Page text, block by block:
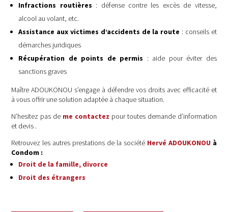
Infractions routières : défense contre les excès de vitesse,
alcool au volant, etc.
Assistance aux victimes d’accidents de la route : conseils et
démarches juridiques
Récupération de points de permis : aide pour éviter des
sanctions graves
Maître ADOUKONOU s’engage à défendre vos droits avec efficacité et
à vous offrir une solution adaptée à chaque situation.
N’hesitez pas de me contactez pour toutes demande d’information
et devis .
Retrouvez les autres prestations de la société Hervé ADOUKONOU à
Condom :
Droit de la famille, divorce
Droit des étrangers